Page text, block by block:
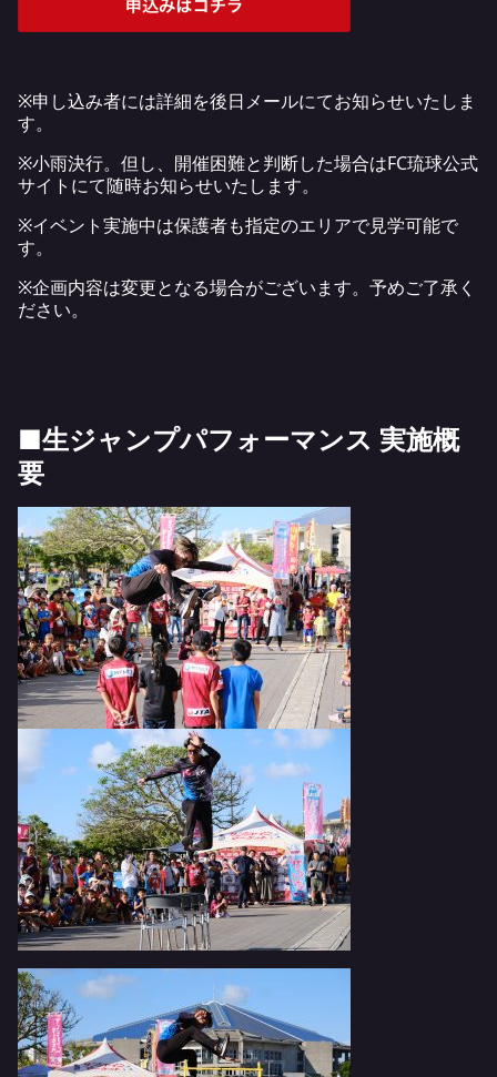
※申し込み者には詳細を後日メールにてお知らせいたしま
す。
※小雨決行。但し、開催困難と判断した場合はFC琉球公式
サイトにて随時お知らせいたします。
※イベント実施中は保護者も指定のエリアで見学可能で
す。
※企画内容は変更となる場合がございます。予めご了承く
ださい。
■生ジャンプパフォーマンス 実施概
要